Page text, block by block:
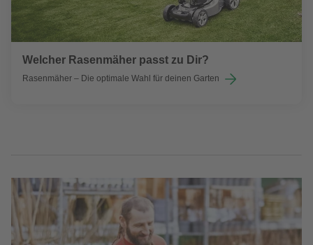
Welcher Rasenmäher passt zu Dir?
Rasenmäher – Die optimale Wahl für deinen Garten